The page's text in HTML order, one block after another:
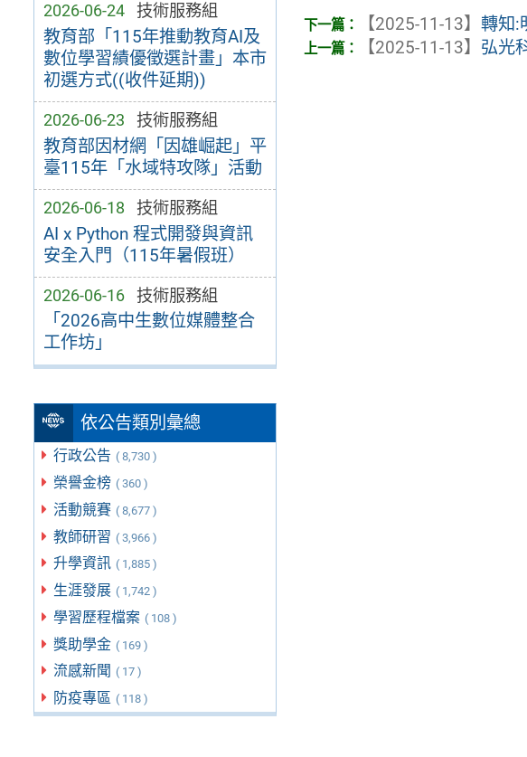
2026-06-24 技術服務組
教育部「115年推動教育AI及
數位學習績優徵選計畫」本市
初選方式((收件延期))
2026-06-23 技術服務組
教育部因材網「因雄崛起」平
臺115年「水域特攻隊」活動
2026-06-18 技術服務組
AI x Python 程式開發與資訊
安全入門（115年暑假班）
2026-06-16 技術服務組
「2026高中生數位媒體整合
工作坊」
依公告類別彙總
行政公告 ( 8,730 )
榮譽金榜 ( 360 )
活動競賽 ( 8,677 )
教師研習 ( 3,966 )
升學資訊 ( 1,885 )
生涯發展 ( 1,742 )
學習歷程檔案 ( 108 )
獎助學金 ( 169 )
流感新聞 ( 17 )
防疫專區 ( 118 )
【2025-11-13】轉知:
【2025-11-13】 弘光